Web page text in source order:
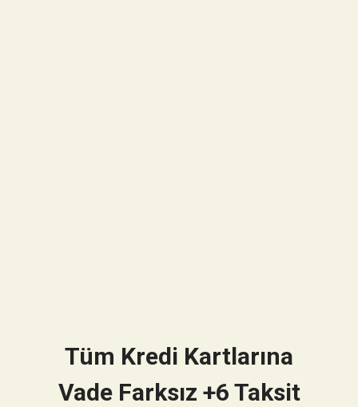
Tüm Kredi Kartlarına
Vade Farksız +6 Taksit